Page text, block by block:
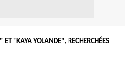
"KAYA YOLANDE", RECHERCHÉES